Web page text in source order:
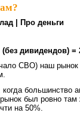
| Про деньги
дивидендов) =
СВО) наш рынок
когда большинство
был ровно там
на 50%.